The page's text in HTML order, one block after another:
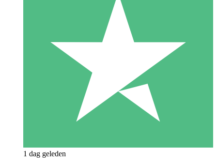
1 dag geleden